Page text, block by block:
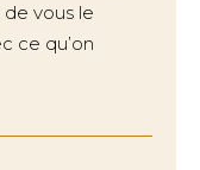
vous le
ce qu’on